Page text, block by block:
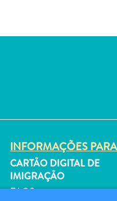
INFORMAÇÕES
CARTÃO DIGITAL DE
IMIGRAÇÃO
FAQS